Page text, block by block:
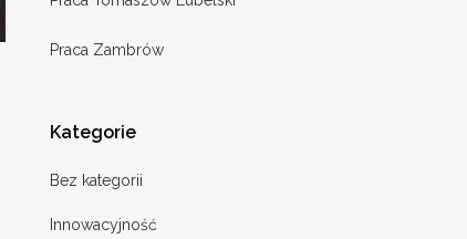
Praca Zambrów
Kategorie
Bez kategorii
Innowacyjność